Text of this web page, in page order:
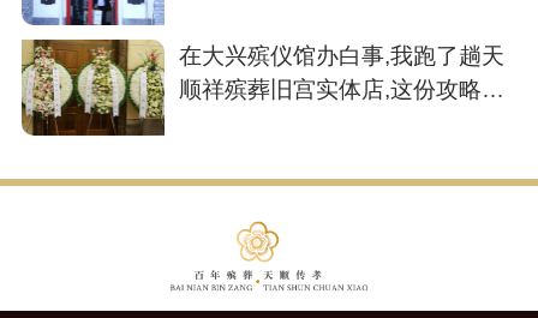
在大兴殡仪馆办白事,我跑了趟天
顺祥殡葬旧宫实体店,这份攻略请